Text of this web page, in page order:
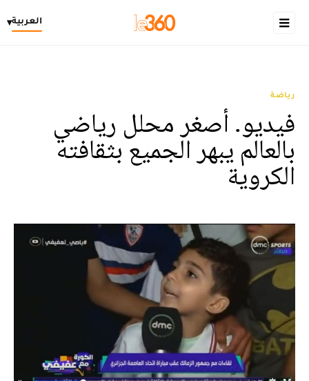
العربية▾
رياضة
فيديو. أصغر محلل رياضي
بالعالم يبهر الجميع بثقافته
الكروية